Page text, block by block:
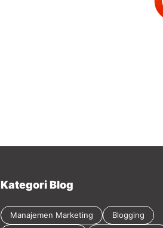
Kategori Blog
Manajemen Marketing
Blogging